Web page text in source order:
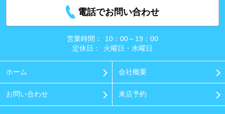
電話でお問い合わせ
営業時間：
10：00～19：00
定休日：
火曜日・水曜日
ホーム 会社概要
お問い合わせ 来店予約